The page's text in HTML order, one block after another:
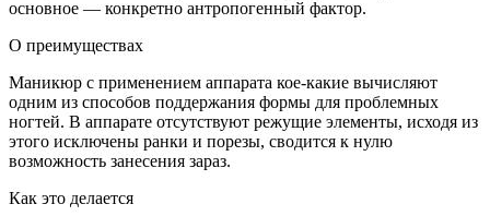
основное — конкретно антропогенный фактор.
О преимуществах
Маникюр с применением аппарата кое-какие вычисляют
одним из способов поддержания формы для проблемных
ногтей. В аппарате отсутствуют режущие элементы, исходя из
этого исключены ранки и порезы, сводится к нулю
возможность занесения зараз.
Как это делается